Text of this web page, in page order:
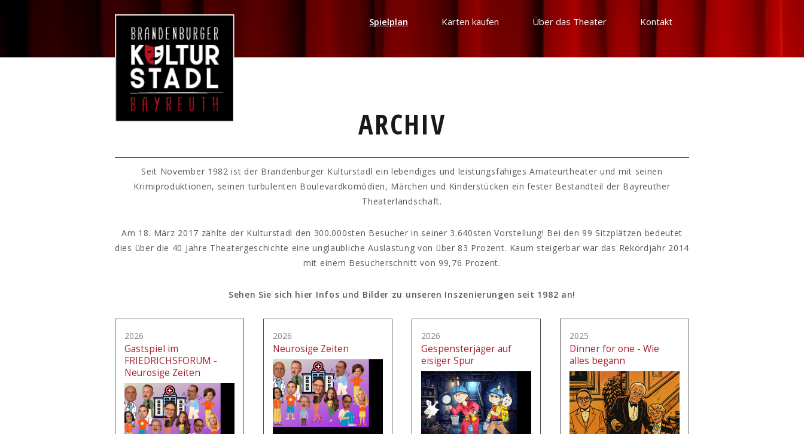
Spielplan Karten kaufen Über das Theater Kontakt
ARCHIV
Seit November 1982 ist der Brandenburger Kulturstadl ein lebendiges und leistungsfähiges Amateurtheater und mit seinen
Krimiproduktionen, seinen turbulenten Boulevardkomödien, Märchen und Kinderstücken ein fester Bestandteil der Bayreuther
Theaterlandschaft.
Am 18. März 2017 zählte der Kulturstadl den 300.000sten Besucher in seiner 3.640sten Vorstellung! Bei den 99 Sitzplätzen bedeutet
dies über die 40 Jahre Theatergeschichte eine unglaubliche Auslastung von über 83 Prozent. Kaum steigerbar war das Rekordjahr 2014
mit einem Besucherschnitt von 99,76 Prozent.
Sehen Sie sich hier Infos und Bilder zu unseren Inszenierungen seit 1982 an!
2026
Gastspiel im
FRIEDRICHSFORUM -
Neurosige Zeiten
2026
Neurosige Zeiten
2026
Gespensterjäger auf
eisiger Spur
2025
Dinner for one - Wie
alles begann